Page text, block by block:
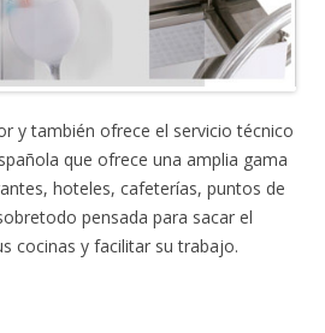
y también ofrece el servicio técnico
que ofrece una amplia gama
hoteles, cafeterías, puntos de
pensada para sacar el
cocinas y facilitar su trabajo.